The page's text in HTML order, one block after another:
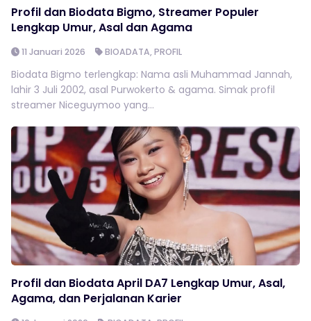
Profil dan Biodata Bigmo, Streamer Populer
Lengkap Umur, Asal dan Agama
11 Januari 2026 BIOADATA,PROFIL
Biodata Bigmo terlengkap: Nama asli Muhammad Jannah,
lahir 3 Juli 2002, asal Purwokerto & agama. Simak profil
streamer Niceguymoo yang...
Profil dan Biodata April DA7 Lengkap Umur, Asal,
Agama, dan Perjalanan Karier